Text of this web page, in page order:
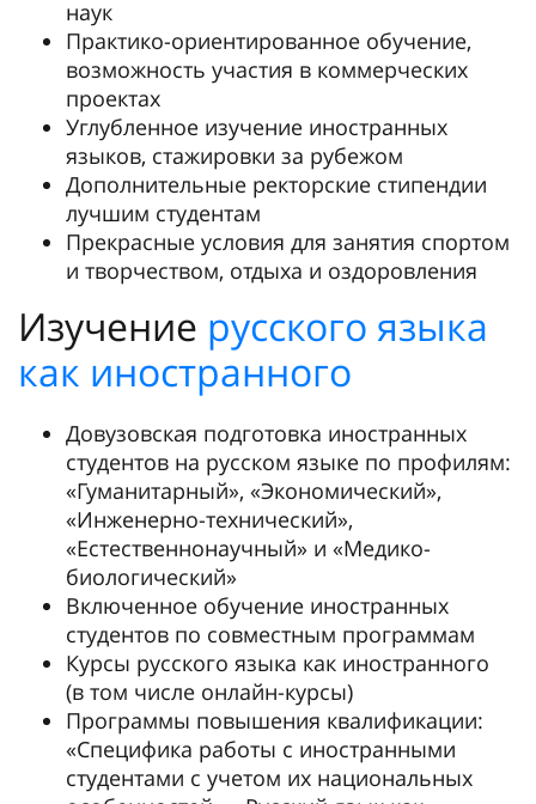
наук
Практико-ориентированное обучение,
возможность участия в коммерческих
проектах
Углубленное изучение иностранных
языков, стажировки за рубежом
Дополнительные ректорские стипендии
лучшим студентам
Прекрасные условия для занятия спортом
и творчеством, отдыха и оздоровления
Изучение русского языка
как иностранного
Довузовская подготовка иностранных
студентов на русском языке по профилям:
«Гуманитарный», «Экономический»,
«Инженерно-технический»,
«Естественнонаучный» и «Медико-
биологический»
Включенное обучение иностранных
студентов по совместным программам
Курсы русского языка как иностранного
(в том числе онлайн-курсы)
Программы повышения квалификации:
«Специфика работы с иностранными
студентами с учетом их национальных